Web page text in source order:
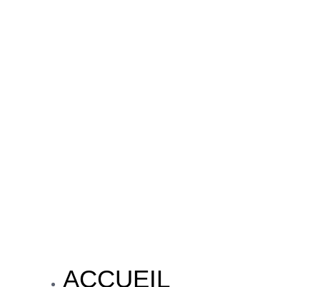
ACCUEIL